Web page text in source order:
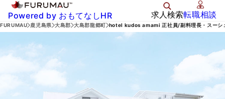
Powered by おもてなしHR 求人検索転職相談
FURUMAU 鹿児島県 大島郡 大島郡龍郷町 hotel kudos amami 正社員/副料理長・スーシ